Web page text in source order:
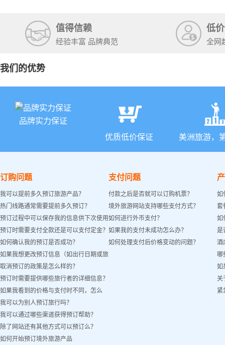
值得信赖
经验丰富 品牌典范
低
全网
我们的优势
品牌实力保证
优质低价保证
美洲旅游，
订购问题
我可以提前多久预订旅游产品？
热门线路通常需要提前多久预订？
预订过程中可以保存我的信息供下次使用
吗？
预订时需要支付全款还是可以支付定金？
如何确认我的预订是否成功？
如果我想更改预订信息（如出行日期或旅
客姓名）怎么办？
取消预订的政策是怎么样的？
预订时需要提供哪些旅行者的详细信息？
如果我看到的价格与支付时不同，怎么
办？
我可以为别人预订旅行吗？
我可以通过哪些渠道获得预订帮助？
除了网站还有其他方式可以预订么？
如何开始预订境外旅游产品
支付问题
付款之后是否就可以订购机票？
境外旅游网站支持哪些支付方式？
如何进行外币支付？
如果我的支付未成功怎么办？
如何处理支付后价格变动的问题？
如
套
如
是
酒
哪
如
关
紧